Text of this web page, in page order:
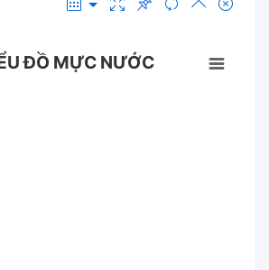
ĐỒ MỰC NƯỚC